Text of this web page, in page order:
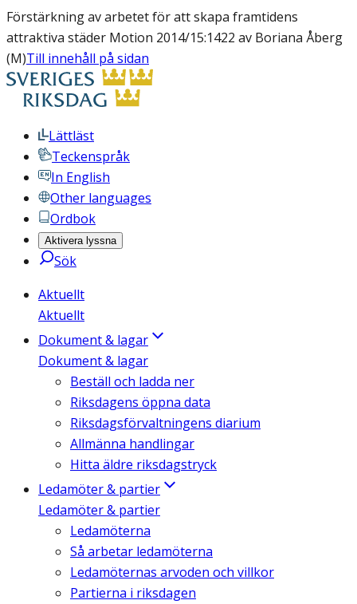
Förstärkning av arbetet för att skapa framtidens
attraktiva städer Motion 2014/15:1422 av Boriana Åberg
(M)Till innehåll på sidan
Lättläst
Teckenspråk
In English
Other languages
Ordbok
Aktivera lyssna
Sök
Aktuellt
Aktuellt
Dokument & lagar
Dokument & lagar
Beställ och ladda ner
Riksdagens öppna data
Riksdagsförvaltningens diarium
Allmänna handlingar
Hitta äldre riksdagstryck
Ledamöter & partier
Ledamöter & partier
Ledamöterna
Så arbetar ledamöterna
Ledamöternas arvoden och villkor
Partierna i riksdagen